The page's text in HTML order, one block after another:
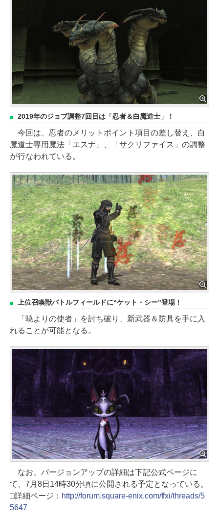
2019年のジョブ調整7回目は「忍者＆白魔道士」！
今回は、忍者のメリットポイント項目の差し替え、白
魔道士専用魔法「エスナ」、「サクリファイス」の調整
が行なわれている。
上位召喚獣バトルフィールドに“ケット・シー”登場！
「暁よりの使者」を討ち破り、新武器＆防具を手に入
れることが可能となる。
なお、バージョンアップの詳細は下記公式ページに
て、7月8日14時30分頃に公開される予定となっている。
□詳細ページ： http://forum.square-enix.com/ffxi/threads/5
5647